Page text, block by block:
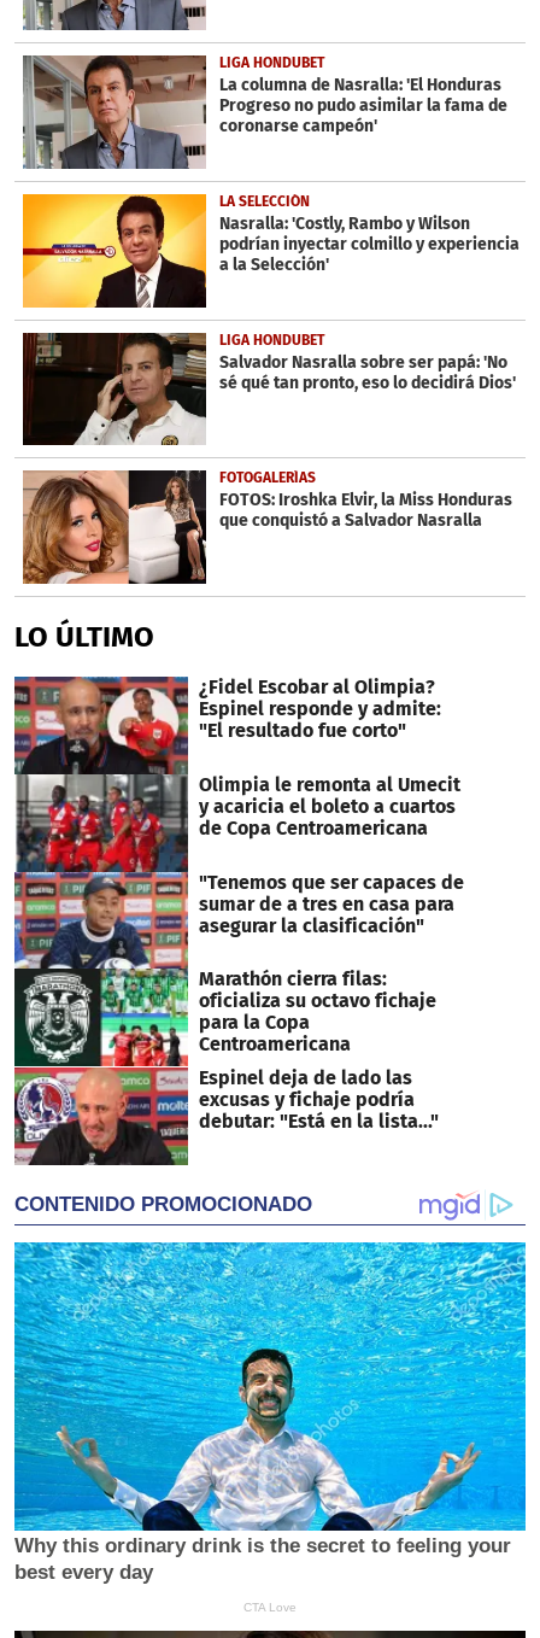
LIGA HONDUBET
La columna de Nasralla: 'El Honduras
Progreso no pudo asimilar la fama de
coronarse campeón'
LA SELECCIÓN
Nasralla: 'Costly, Rambo y Wilson
podrían inyectar colmillo y experiencia
a la Selección'
LIGA HONDUBET
Salvador Nasralla sobre ser papá: 'No
sé qué tan pronto, eso lo decidirá Dios'
FOTOGALERÍAS
FOTOS: Iroshka Elvir, la Miss Honduras
que conquistó a Salvador Nasralla
LO ÚLTIMO
¿Fidel Escobar al Olimpia?
Espinel responde y admite:
"El resultado fue corto"
Olimpia le remonta al Umecit
y acaricia el boleto a cuartos
de Copa Centroamericana
"Tenemos que ser capaces de
sumar de a tres en casa para
asegurar la clasificación"
Marathón cierra filas:
oficializa su octavo fichaje
para la Copa
Centroamericana
Espinel deja de lado las
excusas y fichaje podría
debutar: "Está en la lista..."